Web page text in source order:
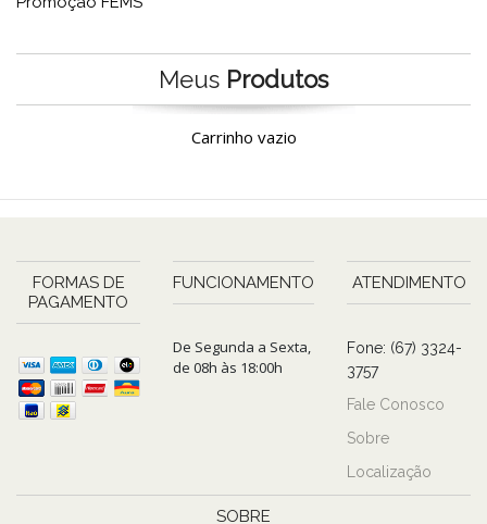
Meus Produtos
Carrinho vazio
FORMAS DE
PAGAMENTO
FUNCIONAMENTO
De Segunda a Sexta,
de 08h às 18:00h
ATENDIMENTO
Fone: (67) 3324-
3757
Fale Conosco
Sobre
Localização
SOBRE